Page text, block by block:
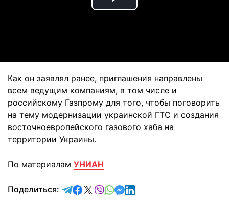
Play
Как он заявлял ранее, приглашения направлены
всем ведущим компаниям, в том числе и
российскому Газпрому для того, чтобы поговорить
на тему модернизации украинской ГТС и создания
восточноевропейского газового хаба на
территории Украины.
По материалам УНИАН
Поделиться: отправить в Telegram
поделиться в Facebook
поделиться в X
отправить в Viber
отправить в Whatsapp
отправить в Messenger
отправить в LinkedIn